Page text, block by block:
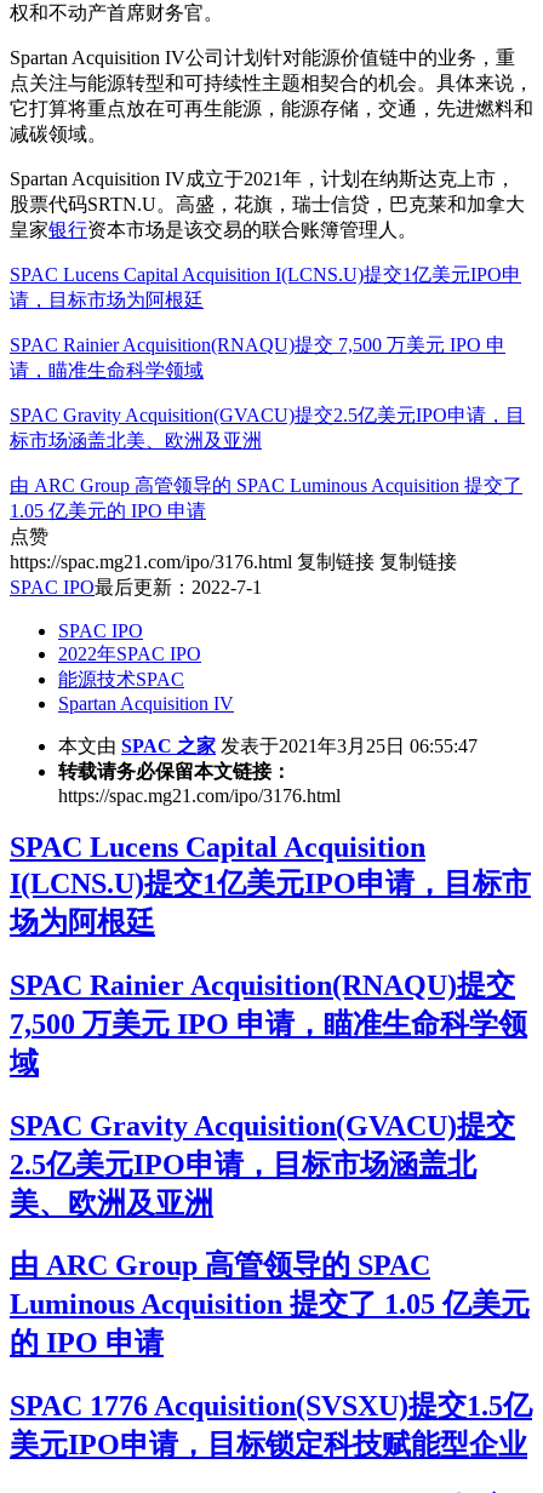
权和不动产首席财务官。
Spartan Acquisition IV公司计划针对能源价值链中的业务，重
点关注与能源转型和可持续性主题相契合的机会。具体来说，
它打算将重点放在可再生能源，能源存储，交通，先进燃料和
减碳领域。
Spartan Acquisition IV成立于2021年，计划在纳斯达克上市，
股票代码SRTN.U。高盛，花旗，瑞士信贷，巴克莱和加拿大
皇家银行资本市场是该交易的联合账簿管理人。
SPAC Lucens Capital Acquisition I(LCNS.U)提交1亿美元IPO申
请，目标市场为阿根廷
SPAC Rainier Acquisition(RNAQU)提交 7,500 万美元 IPO 申
请，瞄准生命科学领域
SPAC Gravity Acquisition(GVACU)提交2.5亿美元IPO申请，目
标市场涵盖北美、欧洲及亚洲
由 ARC Group 高管领导的 SPAC Luminous Acquisition 提交了
1.05 亿美元的 IPO 申请
点赞
https://spac.mg21.com/ipo/3176.html 复制链接 复制链接
SPAC IPO最后更新：2022-7-1
SPAC IPO
2022年SPAC IPO
能源技术SPAC
Spartan Acquisition IV
本文由 SPAC 之家 发表于2021年3月25日 06:55:47
转载请务必保留本文链接：
https://spac.mg21.com/ipo/3176.html
SPAC Lucens Capital Acquisition
I(LCNS.U)提交1亿美元IPO申请，目标市
场为阿根廷
SPAC Rainier Acquisition(RNAQU)提交
7,500 万美元 IPO 申请，瞄准生命科学领
域
SPAC Gravity Acquisition(GVACU)提交
2.5亿美元IPO申请，目标市场涵盖北
美、欧洲及亚洲
由 ARC Group 高管领导的 SPAC
Luminous Acquisition 提交了 1.05 亿美元
的 IPO 申请
SPAC 1776 Acquisition(SVSXU)提交1.5亿
美元IPO申请，目标锁定科技赋能型企业